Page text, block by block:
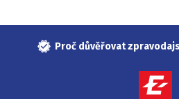
Proč důvěřovat